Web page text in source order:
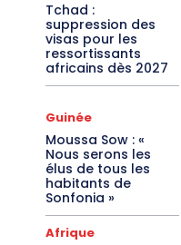
Tchad :
suppression des
visas pour les
ressortissants
africains dès 2027
Guinée
Moussa Sow : «
Nous serons les
élus de tous les
habitants de
Sonfonia »
Afrique